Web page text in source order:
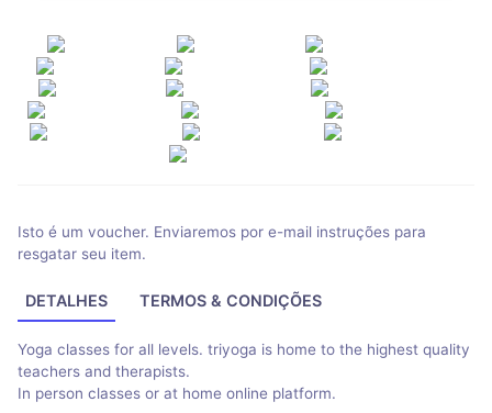
Isto é um voucher. Enviaremos por e-mail instruções para
resgatar seu item.
DETALHES TERMOS & CONDIÇÕES
Yoga classes for all levels. triyoga is home to the highest quality
teachers and therapists.
In person classes or at home online platform.